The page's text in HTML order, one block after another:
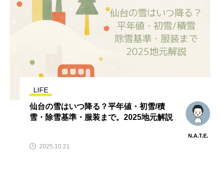
LIFE
仙台の雪はいつ降る？平年値・初雪/積
雪・除雪基準・服装まで。2025地元解説
N.A.T.E.
2025.10.21